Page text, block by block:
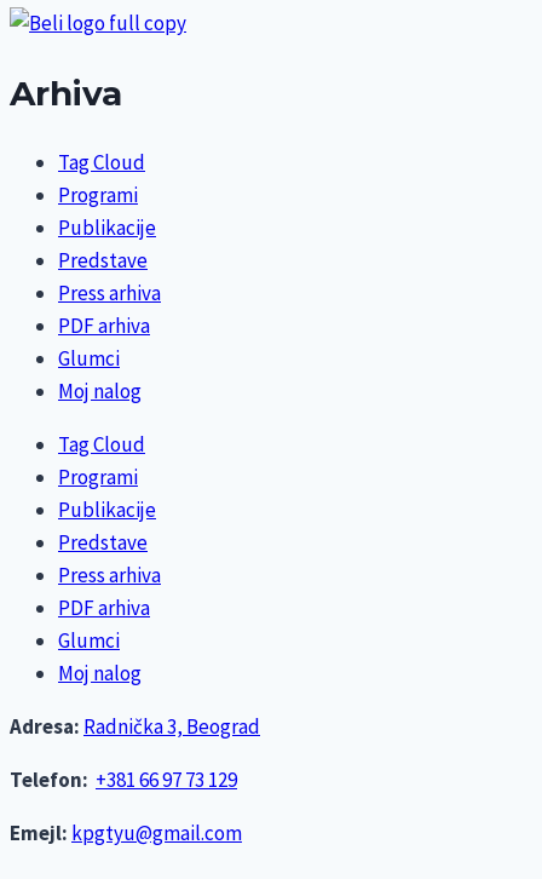
Arhiva
Tag Cloud
Programi
Publikacije
Predstave
Press arhiva
PDF arhiva
Glumci
Moj nalog
Tag Cloud
Programi
Publikacije
Predstave
Press arhiva
PDF arhiva
Glumci
Moj nalog
Adresa: Radnička 3, Beograd
Telefon: +381 66 97 73 129
Emejl: kpgtyu@gmail.com